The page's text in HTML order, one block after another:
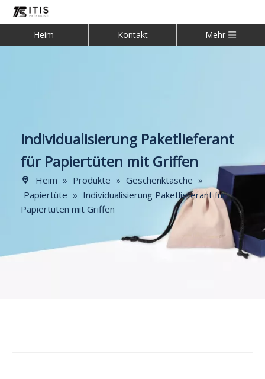
Heim Kontakt Mehr
Individualisierung Paketlieferant
für Papiertüten mit Griffen
Heim » Produkte » Geschenktasche »
Papiertüte » Individualisierung Paketlieferant für
Papiertüten mit Griffen